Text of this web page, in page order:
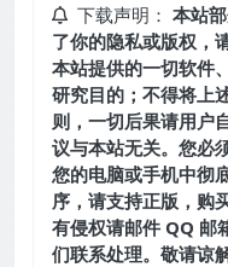
下载声明： 本站
了你的隐私或版权，
本站提供的一切软件
研究目的；不得将上
则，一切后果请用户
议与本站无关。您必
您的电脑或手机中彻
序，请支持正版，购
有侵权请邮件 QQ
们联系处理。敬请谅